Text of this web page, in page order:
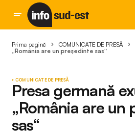
Prima pagină COMUNICATE DE PRESĂ
„România are un preşedinte sas“
COMUNICATE DE PRESĂ
Presa germană
„România are un
sas“